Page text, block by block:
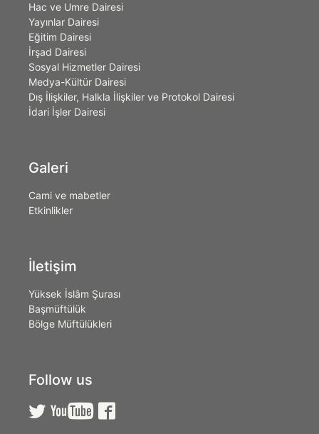
Hac ve Umre Dairesi
Yayınlar Dairesi
Eğitim Dairesi
İrşad Dairesi
Sosyal Hizmetler Dairesi
Medya-Kültür Dairesi
Dış İlişkiler, Halkla İlişkiler ve Protokol Dairesi
İdari İşler Dairesi
Galeri
Cami ve mabetler
Etkinlikler
İletişim
Yüksek İslâm Şurası
Başmüftülük
Bölge Müftülükleri
Follow us
  